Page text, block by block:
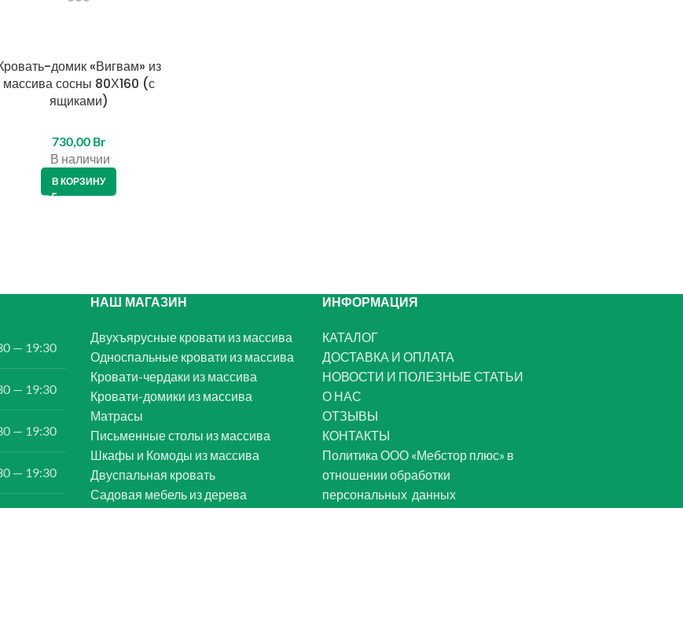
домик «Вигвам» из
массива сосны 80Х160 (с
ящиками)
730,00 Br
В наличии
В КОРЗИНУ
— 19:30
— 19:30
— 19:30
— 19:30
НАШ МАГАЗИН
Двухъярусные кровати из массива
Односпальные кровати из массива
Кровати-чердаки из массива
Кровати-домики из массива
Матрасы
Письменные столы из массива
Шкафы и Комоды из массива
Двуспальная кровать
Садовая мебель из дерева
ИНФОРМАЦИЯ
КАТАЛОГ
ДОСТАВКА И ОПЛАТА
НОВОСТИ И ПОЛЕЗНЫЕ СТАТЬИ
О НАС
ОТЗЫВЫ
КОНТАКТЫ
Политика ООО «Мебстор плюс» в
отношении обработки
персональных данных